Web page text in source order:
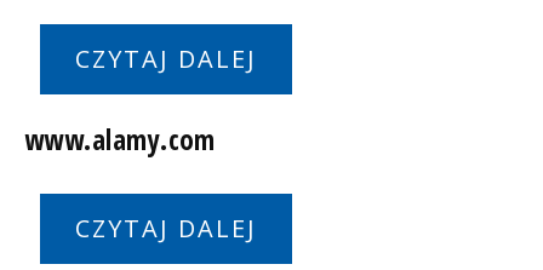
CZYTAJ DALEJ
www.alamy.com
CZYTAJ DALEJ